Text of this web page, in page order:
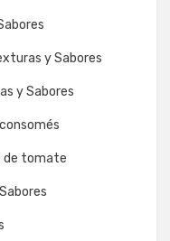
y Sabores
y Sabores
de tomate